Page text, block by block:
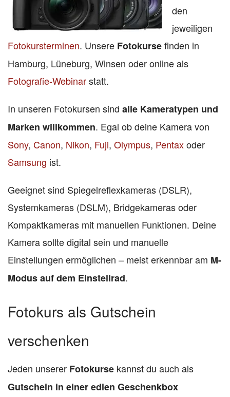
den
jeweiligen
Fotokursterminen. Unsere Fotokursefinden in
Hamburg, Lüneburg, Winsen oder online als
Fotografie-Webinarstatt.
In unseren Fotokursen sind alle Kameratypen und
Marken willkommen. Egal ob deine Kamera von
Sony, Canon, Nikon, Fuji, Olympus, Pentaxoder
Samsung ist.
Geeignet sind Spiegelreflexkameras (DSLR),
Systemkameras (DSLM), Bridgekameras oder
Kompaktkameras mit manuellen Funktionen. Deine
Kamera sollte digital sein und manuelle
Einstellungen ermöglichen – meist erkennbar am M-
Modus auf dem Einstellrad.
Fotokurs als Gutschein
verschenken
Jeden unserer Fotokurse kannst du auch als
Gutschein in einer edlen Geschenkbox